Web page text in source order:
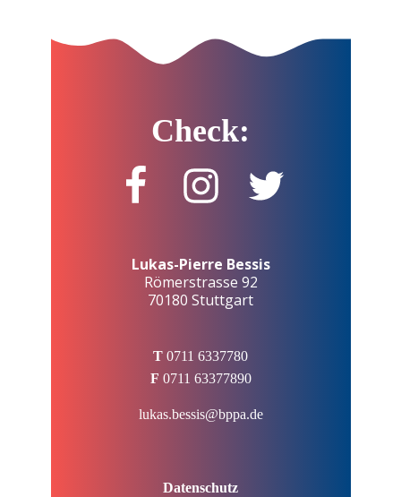
Check:
Lukas-Pierre Bessis
Römerstrasse 92
70180 Stuttgart
T 0711 6337780
F 0711 63377890
lukas.bessis@bppa.de
Datenschutz